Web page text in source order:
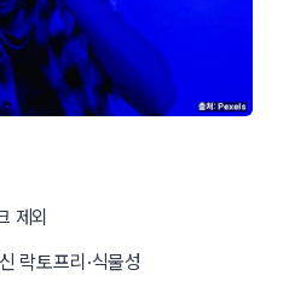
제외
락토프리·식물성